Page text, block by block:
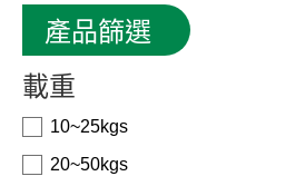
產品篩選
載重
10~25kgs
20~50kgs